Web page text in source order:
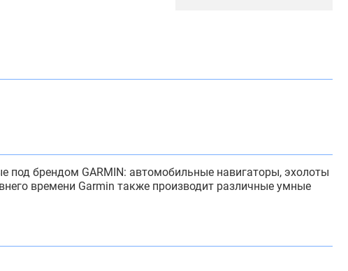
под брендом GARMIN: автомобильные навигаторы, эхолоты
времени Garmin также производит различные умные